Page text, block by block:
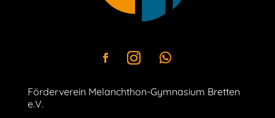
Förderverein Melanchthon-Gymnasium Bretten
e.V.